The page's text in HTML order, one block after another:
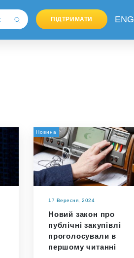
ПІДТРИМАТИ ENG
Новина
17 Вересня, 2024
Новий закон про
публічні закупівлі
проголосували в
першому читанні